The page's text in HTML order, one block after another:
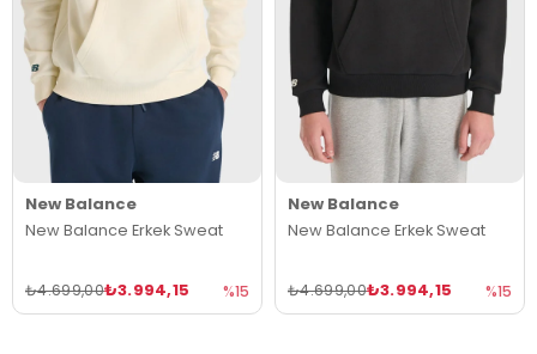
New Balance
New Balance Erkek Sweat
₺3.994,15
₺4.699,00 %15
New Balance
New Balance Erkek Sweat
₺3.994,15
₺4.699,00 %15